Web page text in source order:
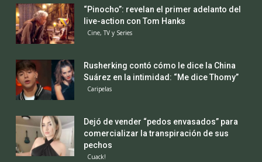
“Pinocho”: revelan el primer adelanto del
live-action con Tom Hanks
Cine, TV y Series
Rusherking contó cómo le dice la China
Suárez en la intimidad: “Me dice Thomy”
Caripelas
Dejó de vender “pedos envasados” para
comercializar la transpiración de sus
pechos
Cuack!